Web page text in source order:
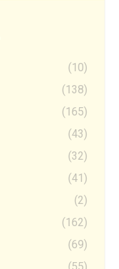
(10)
(138)
(165)
(43)
(32)
(41)
(2)
(162)
(69)